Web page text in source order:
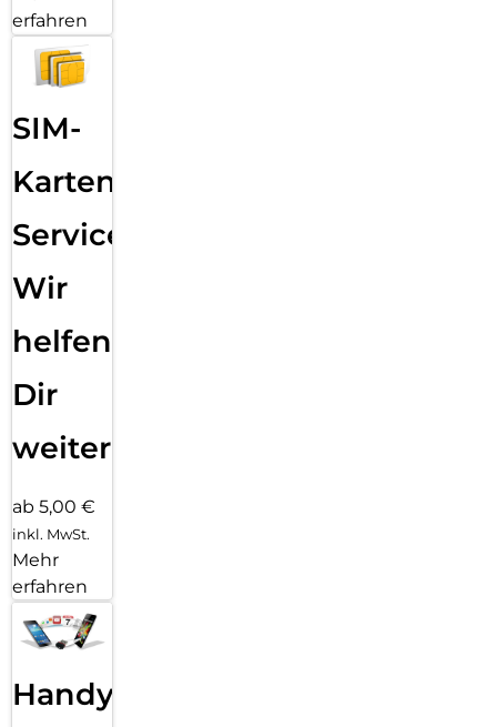
erfahren
SIM-
Karten
Service:
Wir
helfen
Dir
weiter
ab 5,00 €
inkl. MwSt.
Mehr
erfahren
Handy